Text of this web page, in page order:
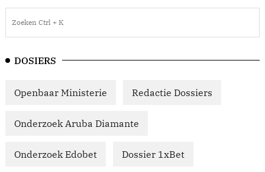
DOSIERS
Openbaar Ministerie Redactie Dossiers
Onderzoek Aruba Diamante
Onderzoek Edobet Dossier 1xBet